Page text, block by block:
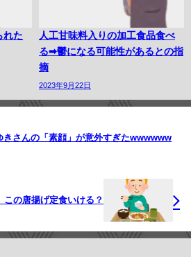
れた
人工甘味料入りの加工食品食べ
る➡︎鬱になる可能性があるとの指
摘
2023年9月22日
きさんの「素顔」が意外すぎたwwwwww
この唐揚げ定食いける？